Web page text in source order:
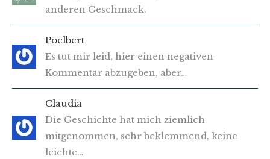
anderen Geschmack.
Poelbert
Es tut mir leid, hier einen negativen
Kommentar abzugeben, aber…
Claudia
Die Geschichte hat mich ziemlich
mitgenommen, sehr beklemmend, keine
leichte…